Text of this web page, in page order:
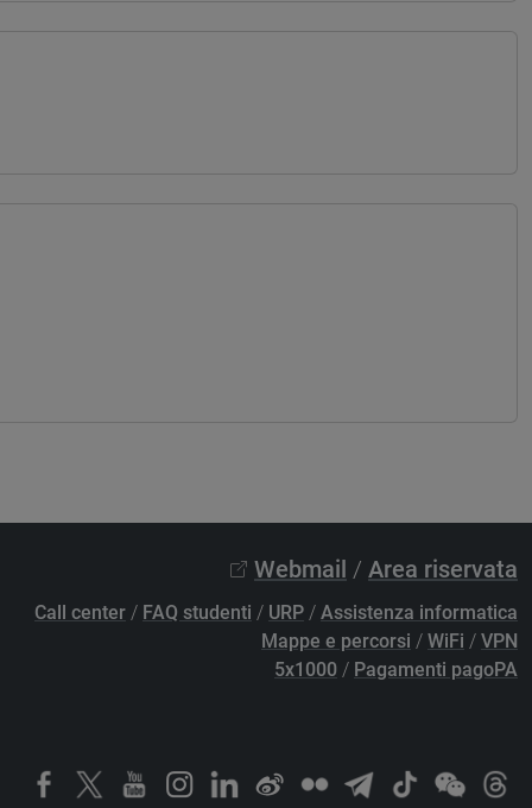
Webmail / Area riservata
Call center / FAQ studenti / URP / Assistenza informatica
Mappe e percorsi / WiFi / VPN
5x1000 / Pagamenti pagoPA